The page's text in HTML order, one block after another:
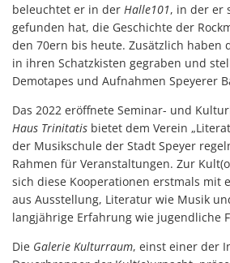
beleuchtet er in der Halle101, in der er
gefunden hat, die Geschichte der
den 70ern bis heute. Zusätzlich haben
in ihren Schatzkisten gegraben und
Demotapes und Aufnahmen Speyerer
Das 2022 eröffnete Seminar- und
Haus Trinitatis bietet dem Verein
der Musikschule der Stadt Speyer
Rahmen für Veranstaltungen. Zur
sich diese Kooperationen erstmals mit
aus Ausstellung, Literatur wie Musik
langjährige Erfahrung wie jugendliche
Die Galerie Kulturraum, einst einer der